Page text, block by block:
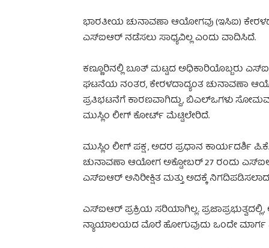
ಭಾರತೀಯ ಚುನಾವಣಾ ಆಯೋಗವು (ಇಸಿಐ)
ಎಸ್‌ಐಆರ್ ನಡೆಸಲು ಸಾಧ್ಯವಿಲ್ಲ ಎಂದು ವಾದಿಸಿದೆ.
ಕಣ್ಣೂರಿನಲ್ಲಿ ಬೂತ್ ಮಟ್ಟದ ಅಧಿಕಾರಿಯೊಬ್ಬರು
ಘಟನೆಯ ನಂತರ, ಕೇರಳದಾದ್ಯಂತ ಚುನಾವಣಾ
ಪ್ರತಿಭಟನೆಗೆ ಕಾರಣವಾಗಿದ್ದು, ಬಿಎಲ್‌ಒಗಳು
ಮುಸ್ಲಿಂ ಲೀಗ್ ಕೋರ್ಟ್ ಮೆಟ್ಟಿಲೇರಿದೆ.
ಮುಸ್ಲಿಂ ಲೀಗ್ ಪಕ್ಷ, ಅದರ ಪ್ರಧಾನ ಕಾರ್ಯದರ್ಶಿ
ಚುನಾವಣಾ ಆಯೋಗ ಅಕ್ಟೋಬರ್ 27 ರಂದು
ಎಸ್‌ಐಆರ್‌ ಅನಿರೀಕ್ಷಿತ ಮತ್ತು ಅದಕ್ಕೆ
ಎಸ್‌ಐಆರ್ ಪ್ರಕ್ರಿಯ ಸರಿಯಾಗಿಲ್ಲ.
ನ್ಯಾಯಾಲಯದ ಮೊರೆ ಹೋಗುವುದು ಒಂದೇ ಮಾರ್ಗ